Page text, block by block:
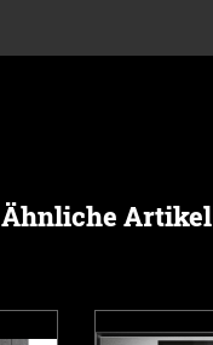
Ähnliche Artikel